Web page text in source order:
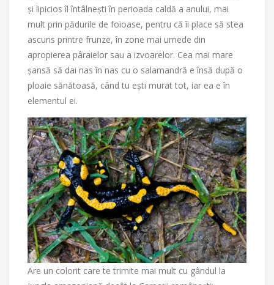
și lipicios îl întâlnești în perioada caldă a anului, mai
mult prin pădurile de foioase, pentru că îi place să stea
ascuns printre frunze, în zone mai umede din
apropierea pâraielor sau a izvoarelor. Cea mai mare
șansă să dai nas în nas cu o salamandră e însă după o
ploaie sănătoasă, când tu ești murat tot, iar ea e în
elementul ei.
Are un colorit care te trimite mai mult cu gândul la